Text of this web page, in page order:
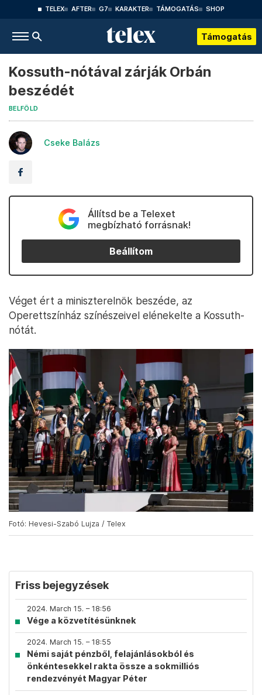
TELEX AFTER G7 KARAKTER TÁMOGATÁS SHOP
Támogatás
Kossuth-nótával zárják Orbán
beszédét
BELFÖLD
Cseke Balázs
Állítsd be a Telexet
megbízható forrásnak!
Beállítom
Véget ért a miniszterelnök beszéde, az
Operettszínház színészeivel elénekelte a Kossuth-
nótát.
Fotó: Hevesi-Szabó Lujza / Telex
Friss bejegyzések
2024. March 15. – 18:56
Vége a közvetítésünknek
2024. March 15. – 18:55
Némi saját pénzből, felajánlásokból és
önkéntesekkel rakta össze a sokmilliós
rendezvényét Magyar Péter